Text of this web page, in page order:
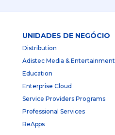
UNIDADES DE NEGÓCIO
Distribution
Adistec Media & Entertainment
Education
Enterprise Cloud
Service Providers Programs
Professional Services
BeApps